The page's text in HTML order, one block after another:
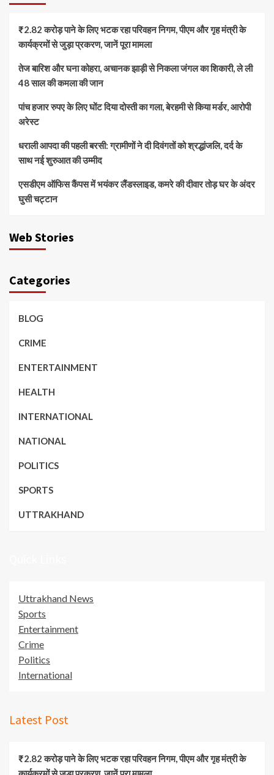
₹2.82 करोड़ पाने के लिए भटक रहा परिवहन निगम, पीएम और गृह मंत्री के
कार्यक्रमों से जुड़ा प्रकरण, जानें पूरा मामला
तेज बारिश और घना कोहरा, अचानक झाड़ी से निकला जंगल का शिकारी, ले ली
48 साल की कमला की जान
पांच हजार रुपए के लिए घोंट दिया दोस्ती का गला, बेरहमी से किया मर्डर, आरोपी
अरेस्ट
धराली आपदा की पहली बरसी: ग्रामीणों ने दी दिवंगतों को श्रद्धांजलि, दर्द के
साथ नई शुरुआत की उम्मीद
एसडीएम ऑफिस कैंपस में भयंकर लैंडस्लाइड, कमरे की दीवार तोड़ घर के अंदर
घुसी चट्टान
Web Stories
Categories
BLOG
CRIME
ENTERTAINMENT
HEALTH
INTERNATIONAL
NATIONAL
POLITICS
SPORTS
UTTRAKHAND
Uttrakhand News
Sports
Entertainment
Crime
Politics
International
Latest Post
₹2.82 करोड़ पाने के लिए भटक रहा परिवहन निगम, पीएम और गृह मंत्री के